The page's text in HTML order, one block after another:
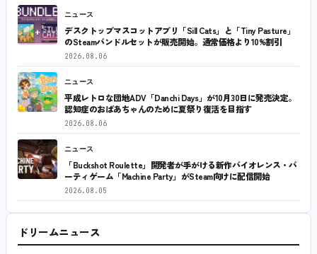
ニュース
デスクトップマスコットアプリ「Sill Cats」と「Tiny Pasture」
のSteamバンドルセットが販売開始。通常価格より10%割引
2026.08.06
ニュース
平成レトロな団地ADV「Danchi Days」が10月30日に発売決定。
認知症のおばあちゃんのために夏祭り復活を目指す
2026.08.06
ニュース
「Buckshot Roulette」開発者が手がける新作バイオレンス・パ
ーティゲーム「Machine Party」がSteam向けに配信開始
2026.08.05
ドリームニュース